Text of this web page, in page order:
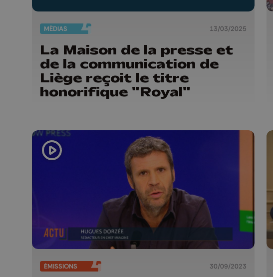
MÉDIAS 13/03/2025
La Maison de la presse et
de la communication de
Liège reçoit le titre
honorifique "Royal"
ÉMISSIONS 30/09/2023